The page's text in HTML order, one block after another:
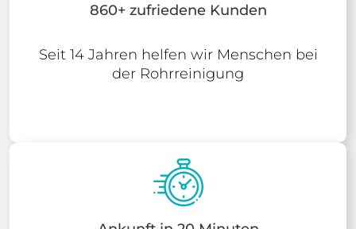
860+ zufriedene Kunden
Seit 14 Jahren helfen wir Menschen bei
der Rohrreinigung